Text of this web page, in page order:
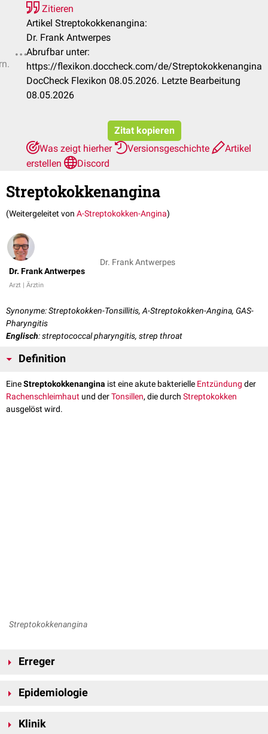
Zitieren
Artikel Streptokokkenangina:
Dr. Frank Antwerpes
Abrufbar unter:
https://flexikon.doccheck.com/de/Streptokokkenangina
DocCheck Flexikon 08.05.2026. Letzte Bearbeitung
08.05.2026
Zitat kopieren
Was zeigt hierher
Versionsgeschichte
Artikel
erstellen
Discord
Streptokokkenangina
(Weitergeleitet von A-Streptokokken-Angina)
Dr. Frank Antwerpes
Arzt | Ärztin
Dr. Frank Antwerpes
Synonyme: Streptokokken-Tonsillitis, A-Streptokokken-Angina, GAS-
Pharyngitis
Englisch: streptococcal pharyngitis, strep throat
Definition
EineStreptokokkenangina ist eine akute bakterielle Entzündung der
Rachenschleimhaut und derTonsillen, die durch Streptokokken
ausgelöst wird.
Streptokokkenangina
Erreger
hämolysierenden Streptokokken der Gruppe A gehört. Die Übertragung
respiratorischen Sekreten
Epidemiologie
tritt die Streptokokkenangina bevorzugt in den Winter- und
Klinik